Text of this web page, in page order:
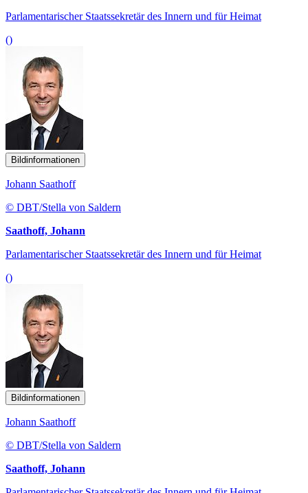
Parlamentarischer Staatssekretär des Innern und für Heimat
()
Bildinformationen
Johann Saathoff
© DBT/Stella von Saldern
Saathoff, Johann
Parlamentarischer Staatssekretär des Innern und für Heimat
()
Bildinformationen
Johann Saathoff
© DBT/Stella von Saldern
Saathoff, Johann